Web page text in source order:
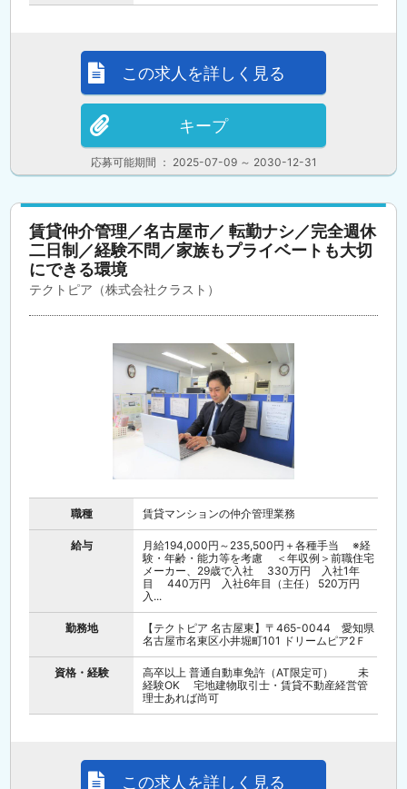
応募可能期間 ： 2025-07-09 ～ 2030-12-31
この求人を詳しく見る
キープ
賃貸仲介管理／名古屋市／ 転勤ナシ／完全週休
二日制／経験不問／家族もプライベートも大切
にできる環境
テクトピア（株式会社クラスト）
職種 賃貸マンションの仲介管理業務
給与
月給194,000円～235,500円＋各種手当 ※経
験・年齢・能力等を考慮 ＜年収例＞前職住宅
メーカー、29歳で入社 330万円 入社1年
目 440万円 入社6年目（主任） 520万円
入...
勤務地
【テクトピア 名古屋東】〒465-0044 愛知県
名古屋市名東区小井堀町101 ドリームピア2Ｆ
資格・経験
高卒以上 普通自動車免許（AT限定可） 未
経験OK 宅地建物取引士・賃貸不動産経営管
理士あれば尚可
この求人を詳しく見る